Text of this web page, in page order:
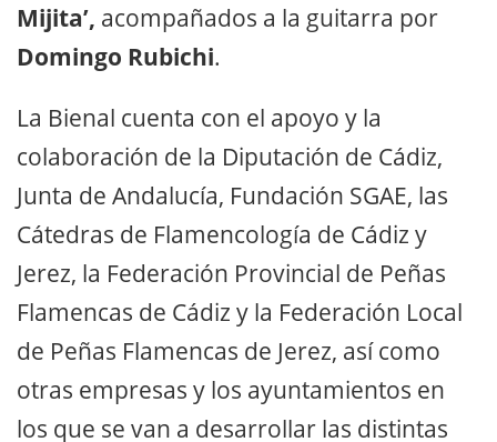
Mijita’, acompañados a la guitarra por
Domingo Rubichi.
La Bienal cuenta con el apoyo y la
colaboración de la Diputación de Cádiz,
Junta de Andalucía, Fundación SGAE, las
Cátedras de Flamencología de Cádiz y
Jerez, la Federación Provincial de Peñas
Flamencas de Cádiz y la Federación Local
de Peñas Flamencas de Jerez, así como
otras empresas y los ayuntamientos en
los que se van a desarrollar las distintas